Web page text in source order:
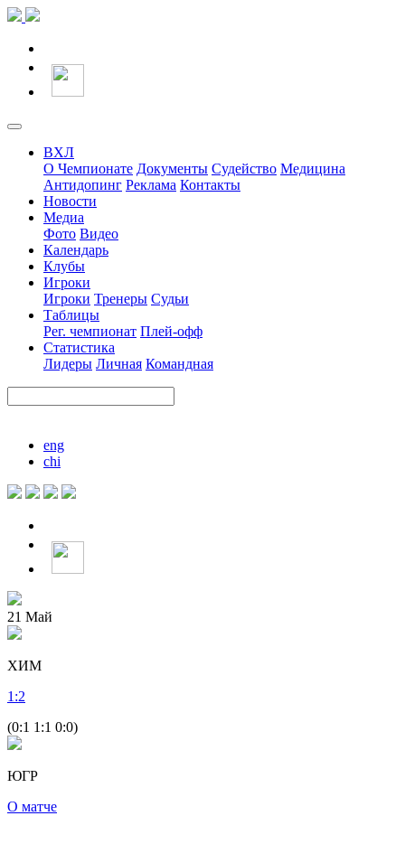
ВХЛ
О Чемпионате Документы Судейство Медицина
Антидопинг Реклама Контакты
Новости
Медиа
Фото Видео
Календарь
Клубы
Игроки
Игроки Тренеры Судьи
Таблицы
Рег. чемпионат Плей-офф
Статистика
Лидеры Личная Командная
eng
chi
21 Май
ХИМ
1 :2
(0:1 1:1 0:0)
ЮГР
О матче